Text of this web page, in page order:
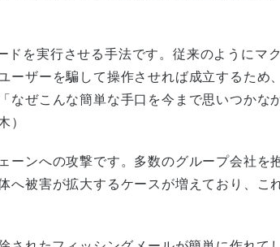
を実行させる手法です。従来のようにマ
ーザーを騙して操作させれば成立するため
なぜこんな簡単な手口を今まで思いつかな
）
ーンへの攻撃です。多数のグループ会社を
へ被害が拡大するケースが増えており、こ